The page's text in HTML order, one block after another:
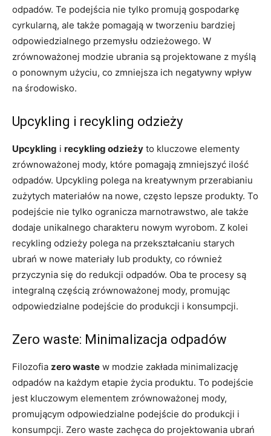
odpadów. Te podejścia nie tylko promują gospodarkę
cyrkularną, ale także pomagają w tworzeniu bardziej
odpowiedzialnego przemysłu odzieżowego. W
zrównoważonej modzie ubrania są projektowane z myślą
o ponownym użyciu, co zmniejsza ich negatywny wpływ
na środowisko.
Upcykling i recykling odzieży
Upcykling i recykling odzieży to kluczowe elementy
zrównoważonej mody, które pomagają zmniejszyć ilość
odpadów. Upcykling polega na kreatywnym przerabianiu
zużytych materiałów na nowe, często lepsze produkty. To
podejście nie tylko ogranicza marnotrawstwo, ale także
dodaje unikalnego charakteru nowym wyrobom. Z kolei
recykling odzieży polega na przekształcaniu starych
ubrań w nowe materiały lub produkty, co również
przyczynia się do redukcji odpadów. Oba te procesy są
integralną częścią zrównoważonej mody, promując
odpowiedzialne podejście do produkcji i konsumpcji.
Zero waste: Minimalizacja odpadów
Filozofia zero waste w modzie zakłada minimalizację
odpadów na każdym etapie życia produktu. To podejście
jest kluczowym elementem zrównoważonej mody,
promującym odpowiedzialne podejście do produkcji i
konsumpcji. Zero waste zachęca do projektowania ubrań